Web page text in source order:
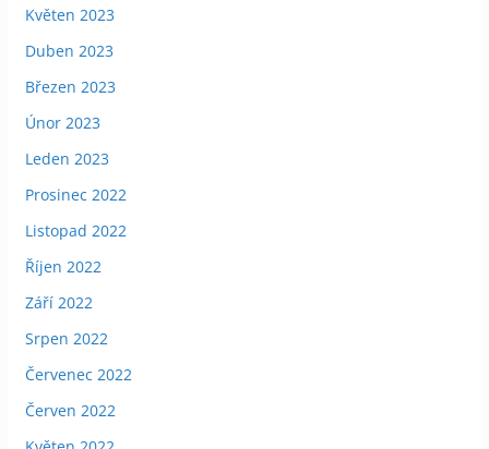
Květen 2023
Duben 2023
Březen 2023
Únor 2023
Leden 2023
Prosinec 2022
Listopad 2022
Říjen 2022
Září 2022
Srpen 2022
Červenec 2022
Červen 2022